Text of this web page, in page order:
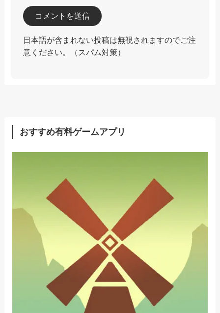
日本語が含まれない投稿は無視されますのでご注
意ください。（スパム対策）
おすすめ有料ゲームアプリ